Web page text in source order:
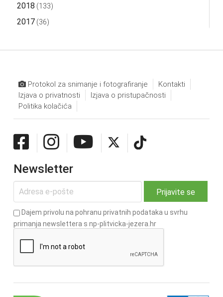
2018 (133)
2017(36)
Protokol za snimanje i fotografiranje
Kontakti
Izjava o privatnosti
Izjava o pristupačnosti
Politika kolačića
Newsletter
Dajem privolu na pohranu privatnih podataka u svrhu
primanja newslettera s np-plitvicka-jezera.hr